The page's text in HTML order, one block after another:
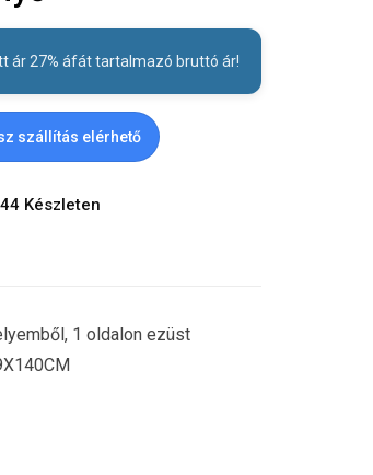
ár 27% áfát tartalmazó bruttó ár!
szállítás elérhető
Készleten
1 oldalon ezüst